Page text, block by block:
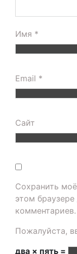
Имя *
Email *
Сайт
Сохранить
этом
комментариев.
Пожалуйста,
два × пять =